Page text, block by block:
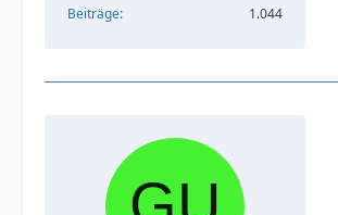
Beiträge
1.044